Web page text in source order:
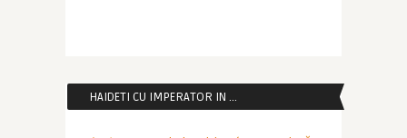
HAIDETI CU IMPERATOR IN …